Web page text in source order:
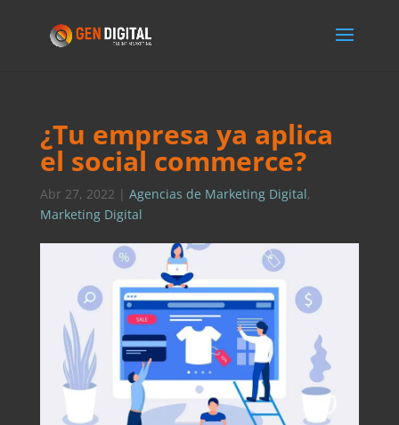
¿Tu empresa ya aplica
el social commerce?
Abr 27, 2022 | Agencias de Marketing Digital,
Marketing Digital